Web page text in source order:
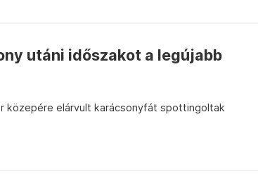
utáni időszakot a legújabb
közepére elárvult karácsonyfát spottingoltak